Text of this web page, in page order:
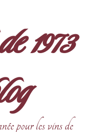
1973
pour les vins de